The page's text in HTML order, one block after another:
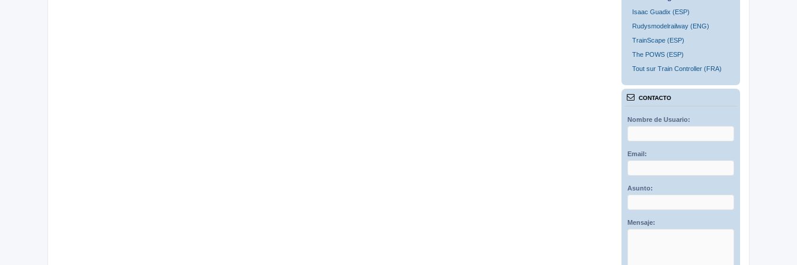
Isaac Guadix (ESP)
Rudysmodelrailway (ENG)
TrainScape (ESP)
The POWS (ESP)
Tout sur Train Controller (FRA)
CONTACTO
Nombre de Usuario:
Email:
Asunto:
Mensaje: